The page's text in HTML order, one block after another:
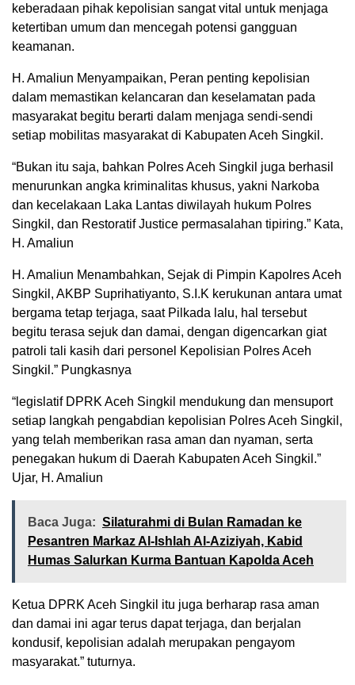
keberadaan pihak kepolisian sangat vital untuk menjaga
ketertiban umum dan mencegah potensi gangguan
keamanan.
H. Amaliun Menyampaikan, Peran penting kepolisian
dalam memastikan kelancaran dan keselamatan pada
masyarakat begitu berarti dalam menjaga sendi-sendi
setiap mobilitas masyarakat di Kabupaten Aceh Singkil.
“Bukan itu saja, bahkan Polres Aceh Singkil juga berhasil
menurunkan angka kriminalitas khusus, yakni Narkoba
dan kecelakaan Laka Lantas diwilayah hukum Polres
Singkil, dan Restoratif Justice permasalahan tipiring.” Kata,
H. Amaliun
H. Amaliun Menambahkan, Sejak di Pimpin Kapolres Aceh
Singkil, AKBP Suprihatiyanto, S.I.K kerukunan antara umat
bergama tetap terjaga, saat Pilkada lalu, hal tersebut
begitu terasa sejuk dan damai, dengan digencarkan giat
patroli tali kasih dari personel Kepolisian Polres Aceh
Singkil.” Pungkasnya
“legislatif DPRK Aceh Singkil mendukung dan mensuport
setiap langkah pengabdian kepolisian Polres Aceh Singkil,
yang telah memberikan rasa aman dan nyaman, serta
penegakan hukum di Daerah Kabupaten Aceh Singkil.”
Ujar, H. Amaliun
Baca Juga: Silaturahmi di Bulan Ramadan ke
Pesantren Markaz Al-Ishlah Al-Aziziyah, Kabid
Humas Salurkan Kurma Bantuan Kapolda Aceh
Ketua DPRK Aceh Singkil itu juga berharap rasa aman
dan damai ini agar terus dapat terjaga, dan berjalan
kondusif, kepolisian adalah merupakan pengayom
masyarakat.” tuturnya.